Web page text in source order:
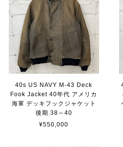
40s US NAVY M-43 Deck
Fook Jacket 40年代 アメリカ
海軍 デッキフックジャケット
後期 38～40
¥550,000